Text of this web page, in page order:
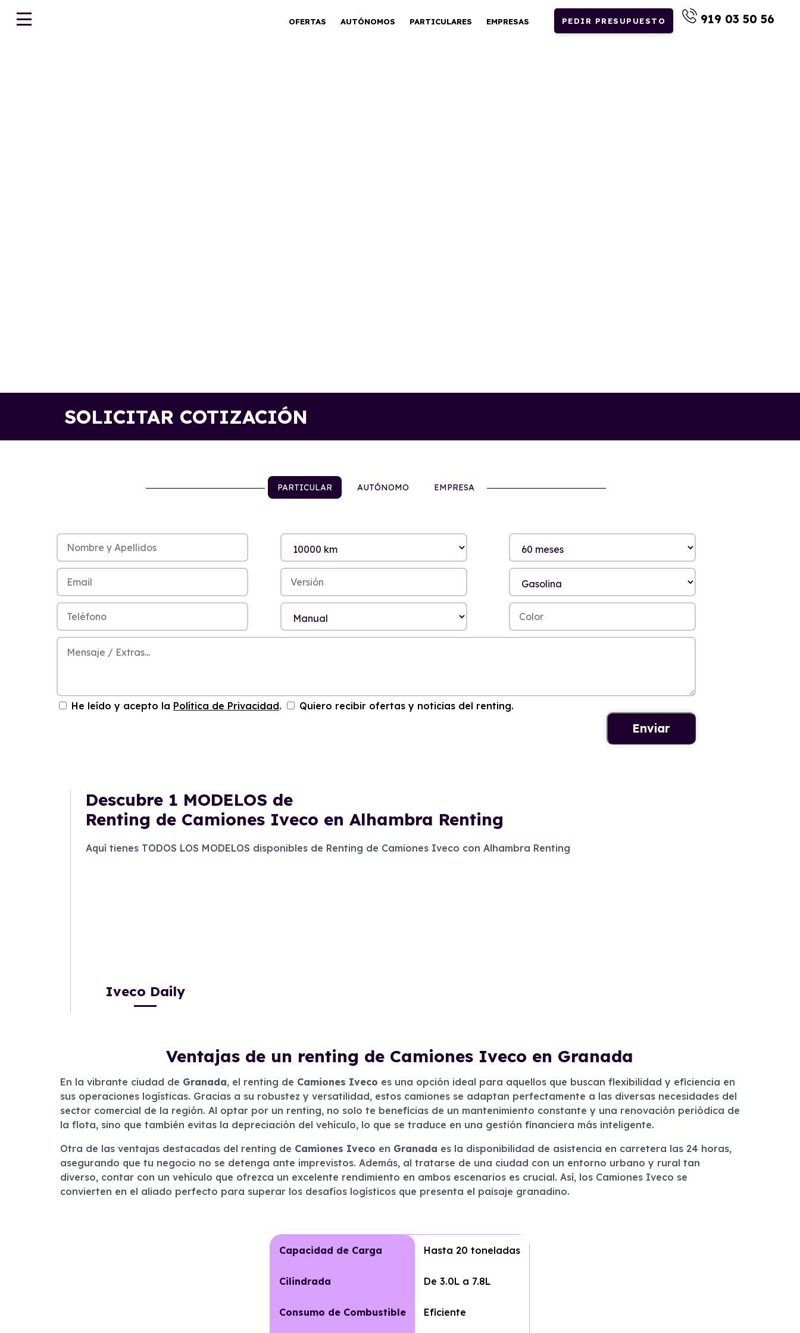
OFERTAS AUTÓNOMOS PARTICULARES EMPRESAS PEDIR PRESUPUESTO 919 03 50 56
SOLICITAR COTIZACIÓN
PARTICULAR AUTÓNOMO EMPRESA
He leído y acepto la Política de Privacidad. Quiero recibir ofertas y noticias del renting.
Descubre 1 MODELOS de
Renting de Camiones Iveco en Alhambra Renting
Aquí tienes TODOS LOS MODELOS disponibles de Renting de Camiones Iveco con Alhambra Renting
Iveco Daily
Ventajas de un renting de Camiones Iveco en Granada
En la vibrante ciudad de Granada, el renting de Camiones Iveco es una opción ideal para aquellos que buscan flexibilidad y eficiencia en
sus operaciones logísticas. Gracias a su robustez y versatilidad, estos camiones se adaptan perfectamente a las diversas necesidades del
sector comercial de la región. Al optar por un renting, no solo te beneficias de un mantenimiento constante y una renovación periódica de
la flota, sino que también evitas la depreciación del vehículo, lo que se traduce en una gestión financiera más inteligente.
Otra de las ventajas destacadas del renting de Camiones Iveco en Granada es la disponibilidad de asistencia en carretera las 24 horas,
asegurando que tu negocio no se detenga ante imprevistos. Además, al tratarse de una ciudad con un entorno urbano y rural tan
diverso, contar con un vehículo que ofrezca un excelente rendimiento en ambos escenarios es crucial. Así, los Camiones Iveco se
convierten en el aliado perfecto para superar los desafíos logísticos que presenta el paisaje granadino.
Capacidad de Carga Hasta 20 toneladas
Cilindrada De 3.0L a 7.8L
Consumo de Combustible Eficiente